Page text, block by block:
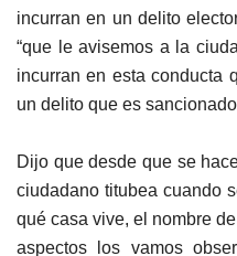
incurran en un delito
“que le avisemos a la
incurran en esta conducta
un delito que es
Dijo que desde que se
ciudadano titubea cuando
qué casa vive, el nombre
aspectos los vamos